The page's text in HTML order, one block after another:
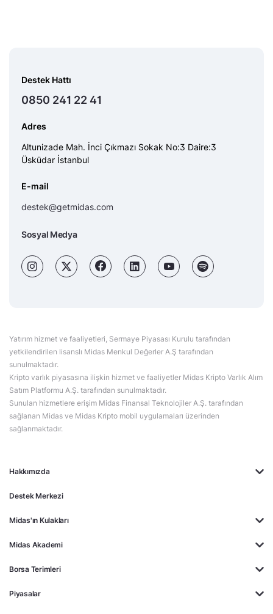
Hakkımızda
Destek Merkezi
Midas'ın Kulakları
Midas Akademi
Borsa Terimleri
Piyasalar
Destek Hattı
0850 241 22 41
Adres
Altunizade Mah. İnci Çıkmazı Sokak No:3 Daire:3
Üsküdar İstanbul
E-mail
destek@getmidas.com
Sosyal Medya
Yatırım hizmet ve faaliyetleri, Sermaye Piyasası Kurulu tarafından
yetkilendirilen lisanslı Midas Menkul Değerler A.Ş tarafından
sunulmaktadır.
Kripto varlık piyasasına ilişkin hizmet ve faaliyetler Midas Kripto Varlık Alım
Satım Platformu A.Ş. tarafından sunulmaktadır.
Sunulan hizmetlere erişim Midas Finansal Teknolojiler A.Ş. tarafından
sağlanan Midas ve Midas Kripto mobil uygulamaları üzerinden
sağlanmaktadır.